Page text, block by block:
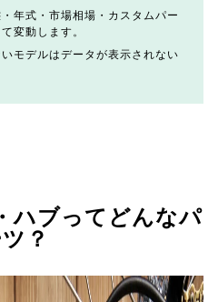
年式・市場相場・カスタムパー
変動します。
モデルはデータが表示されない
ハブってどんなパ
？